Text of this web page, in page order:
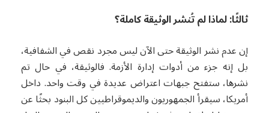
ثالثًا: لماذا لم تُنشر الوثيقة كاملة؟
إن عدم نشر الوثيقة حتى الآن ليس مجرد نقص في الشفافية،
بل إنه جزء من أدوات إدارة الأزمة. فالوثيقة، في حال تم
نشرها، ستفتح جبهات اعتراض عديدة في وقت واحد. داخل
أمريكا، سيقرأ الجمهوريون والديموقراطيين كل البنود بحثًا عن